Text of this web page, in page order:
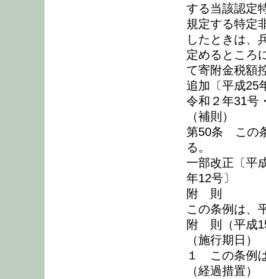
する当該認定
規定する特定
したときは、
定めるところ
て寄附金税額
追加〔平成25
令和２年31号
（補則）
第50条 この
る。
一部改正〔平
年12号〕
附 則
この条例は、
附 則（平成
（施行期日）
１ この条例
（経過措置）